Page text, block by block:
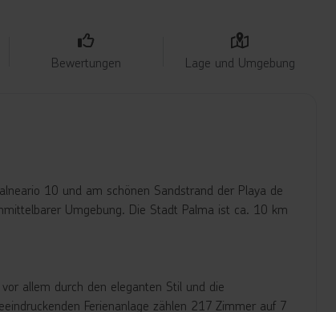
Bewertungen Lage und Umgebung
10 und am schönen Sandstrand der Playa de
Umgebung. Die Stadt Palma ist ca. 10 km
allem durch den eleganten Stil und die
Ferienanlage zählen 217 Zimmer auf 7